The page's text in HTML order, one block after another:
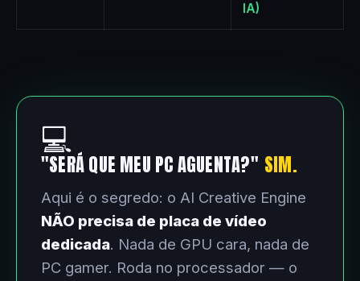
IA)
💻
"SERÁ QUE MEU PC AGUENTA?" SIM.
Aqui é o segredo: o AI Creative Engine
NÃO precisa de placa de vídeo
dedicada. Nada de GPU cara, nada de
PC gamer. Roda no processador — o